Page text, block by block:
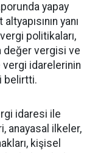
yapay
yanı
politikaları,
değer vergisi ve
vergi idarelerinin
belirtti.
idaresi ile
anayasal ilkeler,
kişisel